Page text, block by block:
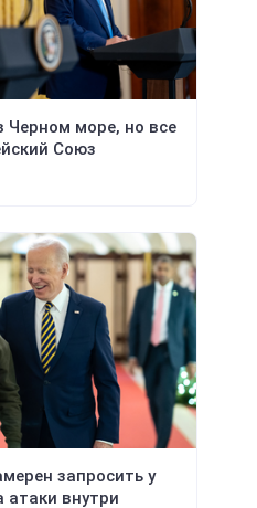
Черном море, но все
Союз
запросить у
внутри